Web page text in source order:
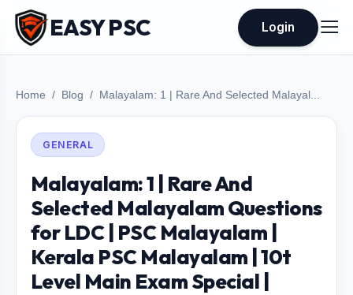
EASY PSC Login
Home Blog Malayalam: 1 | Rare And Selected Malayal...
GENERAL
Malayalam: 1 | Rare And
Selected Malayalam Questions
for LDC | PSC Malayalam |
Kerala PSC Malayalam | 10t
Level Main Exam Special |